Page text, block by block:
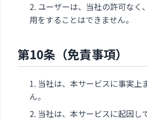
ユーザーは、当社の許可なく
用をすることはできません。
第10条（免責事項）
当社は、本サービスに事実上
ん。
当社は、本サービスに起因し